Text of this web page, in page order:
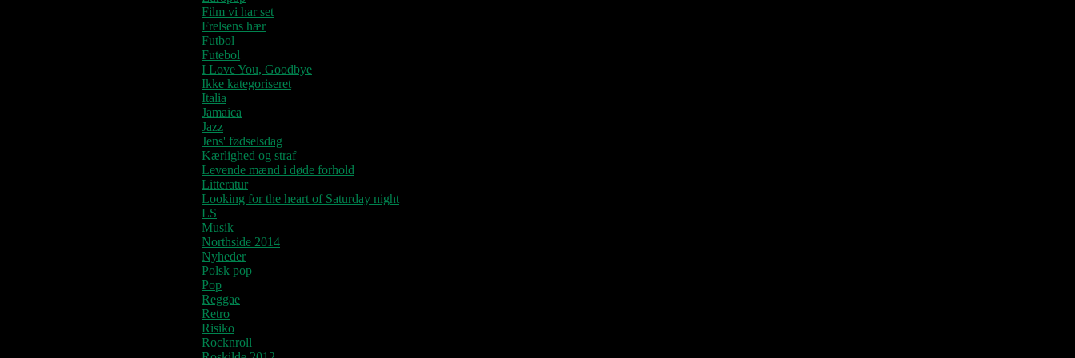
Film vi har set
Frelsens hær
Futbol
Futebol
I Love You, Goodbye
Ikke kategoriseret
Italia
Jamaica
Jazz
Jens' fødselsdag
Kærlighed og straf
Levende mænd i døde forhold
Litteratur
Looking for the heart of Saturday night
LS
Musik
Northside 2014
Nyheder
Polsk pop
Pop
Reggae
Retro
Risiko
Rocknroll